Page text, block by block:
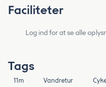
Faciliteter
Log ind for at se alle
Tags
11m Vandretur